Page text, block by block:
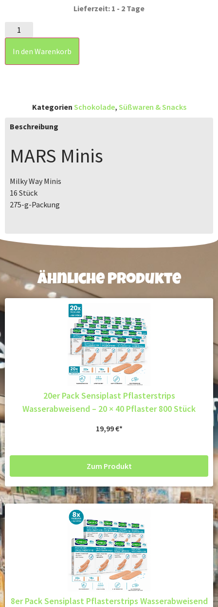
Lieferzeit: 1 - 2 Tage
In den Warenkorb
Kategorien Schokolade, Süßwaren & Snacks
Beschreibung
MARS Minis
Milky Way Minis
16 Stück
275-g-Packung
Ähnliche Produkte
20er Pack Sensiplast Pflasterstrips
Wasserabweisend – 20 × 40 Pflaster 800 Stück
19,99€
Zum Produkt
8er Pack Sensiplast Pflasterstrips Wasserabweisend